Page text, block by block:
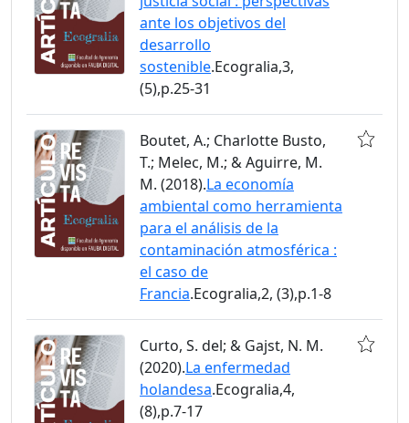
ante los objetivos del
desarrollo
sostenible.Ecogralia,3,
(5),p.25-31
Boutet, A.; Charlotte Busto,
T.; Melec, M.; & Aguirre, M.
M. (2018).La economía
ambiental como herramienta
para el análisis de la
contaminación atmosférica :
el caso de
Francia.Ecogralia,2, (3),p.1-8
Curto, S. del; & Gajst, N. M.
(2020).La enfermedad
holandesa.Ecogralia,4,
(8),p.7-17